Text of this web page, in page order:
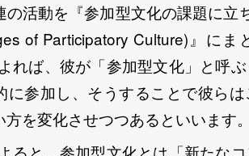
の活動を『参加型文化の課題に立
of Participatory Culture)』に
れば、彼が「参加型文化」と呼
に参加し、そうすることで彼ら
方を変化させつつあるといいます
ると、参加型文化とは「新たな